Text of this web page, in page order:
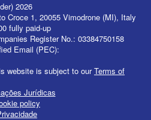
2026
Croce 1, 20055 Vimodrone (MI), Italy
fully paid-up
Register No.: 03384750158
Email (PEC):
website is subject to ourTerms of
Jurídicas
policy